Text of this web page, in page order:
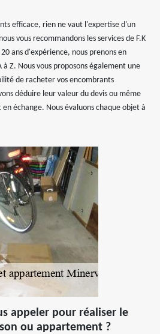
efficace, rien ne vaut l'expertise d'un
vous recommandons les services de F.K
ans d'expérience, nous prenons en
Z. Nous vous proposons également une
de racheter vos encombrants
déduire leur valeur du devis ou même
échange. Nous évaluons chaque objet à
appeler pour réaliser le
ou appartement ?